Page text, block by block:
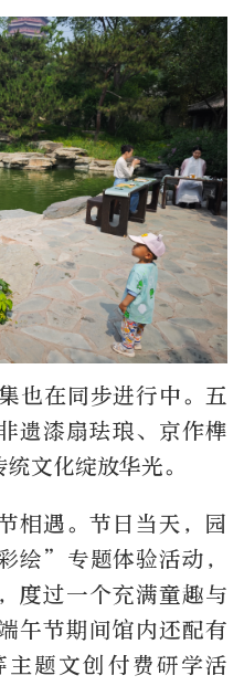
也在同步进行中。五
遗漆扇珐琅、京作榫
文化绽放华光。
相遇。节日当天，园
绘”专题体验活动，
度过一个充满童趣与
午节期间馆内还配有
题文创付费研学活